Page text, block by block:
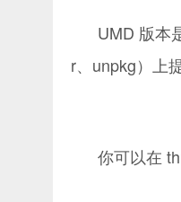
UMD 版本
r、unpkg）上提
你可以在